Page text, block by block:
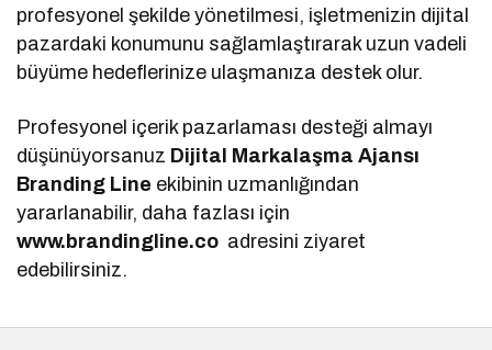
profesyonel şekilde yönetilmesi, işletmenizin dijital
pazardaki konumunu sağlamlaştırarak uzun vadeli
büyüme hedeflerinize ulaşmanıza destek olur.
Profesyonel içerik pazarlaması desteği almayı
düşünüyorsanuz Dijital Markalaşma Ajansı
Branding Line ekibinin uzmanlığından
yararlanabilir, daha fazlası için
www.brandingline.co adresini ziyaret
edebilirsiniz.